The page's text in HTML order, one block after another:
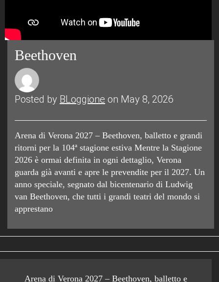
Beethoven
Posted by BLoggione on May 8, 2026
Arena di Verona 2027 – Beethoven, balletto e grandi
ritorni per la 104ª stagione estiva Mentre la Stagione
2026 è ormai definita in ogni dettaglio, Verona
guarda già avanti e apre le prevendite per il 2027. Un
anno speciale, segnato dal bicentenario di Ludwig
van Beethoven, che tutti i grandi teatri del mondo si
apprestano
Arena di Verona 2027 – Beethoven, balletto e